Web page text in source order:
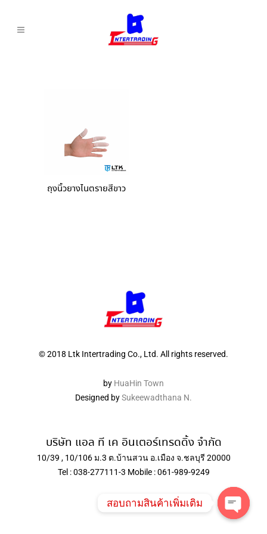
ถุงนิ้วยางไนตรายสีขาว
© 2018 Ltk Intertrading Co., Ltd. All rights reserved.
by HuaHin Town
Designed bySukeewadthana N.
บริษัท แอล ที เค อินเตอร์เทรดดิ้ง จำกัด
10/39 , 10/106 ม.3 ต.บ้านสวน อ.เมือง จ.ชลบุรี 20000
Tel : 038-277111-3 Mobile : 061-989-9249
สอบถามสินค้าเพิ่มเติม
Open